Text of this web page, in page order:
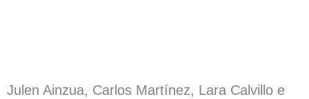
Julen Ainzua, Carlos Martínez, Lara Calvillo e